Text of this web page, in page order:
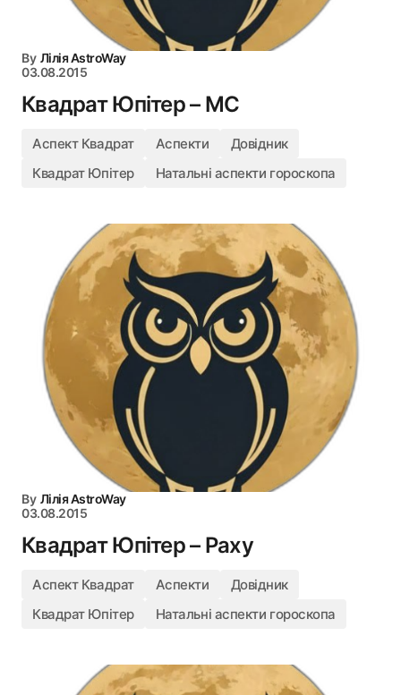
By Лілія AstroWay
03.08.2015
Квадрат Юпітер – MC
Аспект Квадрат Аспекти
Довідник
Квадрат Юпітер
Натальні аспекти гороскопа
By Лілія AstroWay
03.08.2015
Квадрат Юпітер – Раху
Аспект Квадрат Аспекти
Довідник
Квадрат Юпітер
Натальні аспекти гороскопа